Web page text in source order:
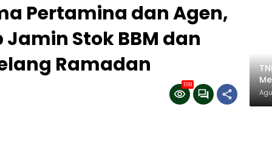
Pertamina dan Agen,
Stok BBM dan
Ramadan
1118